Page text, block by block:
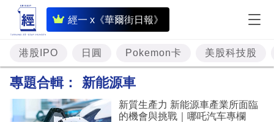
經一 x《華爾街日報》
即
時
財
經
題
港股IPO 日圓 Pokemon卡 美股科技股
專題合輯： 新能源車
新質生產力 新能源車產業所面臨
的機會與挑戰｜哪吒汽车專欄